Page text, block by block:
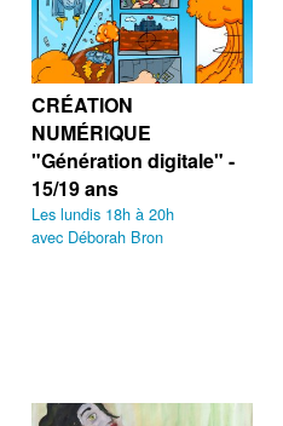
CRÉATION
NUMÉRIQUE
"Génération digitale" -
15/19 ans
Les lundis 18h à 20h
avec Déborah Bron